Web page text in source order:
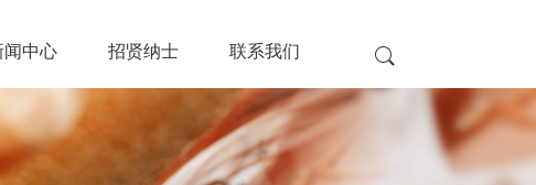
闻中心 招贤纳士 联系我们